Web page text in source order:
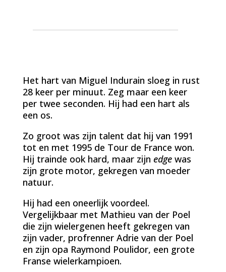
Het hart van Miguel Indurain sloeg in rust
28 keer per minuut. Zeg maar een keer
per twee seconden. Hij had een hart als
een os.
Zo groot was zijn talent dat hij van 1991
tot en met 1995 de Tour de France won.
Hij trainde ook hard, maar zijn edgewas
zijn grote motor, gekregen van moeder
natuur.
Hij had een oneerlijk voordeel.
Vergelijkbaar met Mathieu van der Poel
die zijn wielergenen heeft gekregen van
zijn vader, profrenner Adrie van der Poel
en zijn opa Raymond Poulidor, een grote
Franse wielerkampioen.